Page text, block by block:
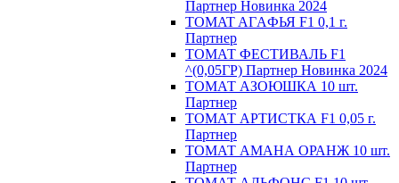
Пapтнeр Новинка 2024
TOMAT AГAФЬЯ F1 0,1 г.
Пapтнep
ТОМАТ ФЕСТИВАЛЬ F1
^(0,05ГР) Партнер Новинка 2024
ТОМАТ АЗОЮШКА 10 шт.
Партнер
ТОМАТ АРТИСТКА F1 0,05 г.
Партнер
ТОМАТ АМАНА ОРАНЖ 10 шт.
Партнер